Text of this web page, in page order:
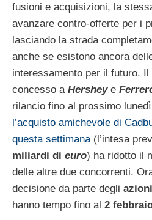
fusioni e acquisizioni, la
avanzare contro-offerte per i
lasciando la strada
anche se esistono ancora
interessamento per il futuro. Il
concesso a Hershey e
rilancio fino al prossimo
l’acquisto amichevole di
questa settimana(l’intesa
miliardi di euro) ha ridotto il
delle altre due concorrenti.
decisione da parte degli
hanno tempo fino al 2